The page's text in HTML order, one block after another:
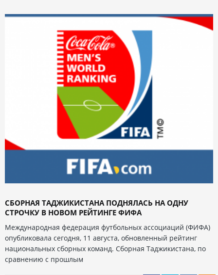
СБОРНАЯ ТАДЖИКИСТАНА ПОДНЯЛАСЬ НА ОДНУ
СТРОЧКУ В НОВОМ РЕЙТИНГЕ ФИФА
Международная федерация футбольных ассоциаций (ФИФА)
опубликовала сегодня, 11 августа, обновленный рейтинг
национальных сборных команд. Сборная Таджикистана, по
сравнению с прошлым